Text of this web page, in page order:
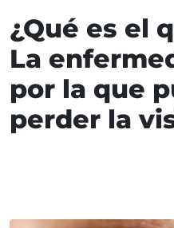
¿Qué es el
La
por la que
perder la